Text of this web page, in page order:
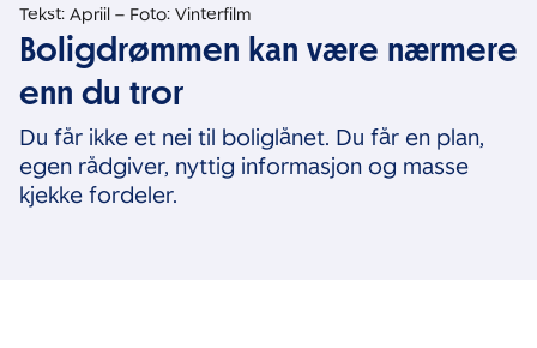
Tekst: Apriil – Foto: Vinterfilm
Boligdrømmen kan være nærmere
enn du tror
Du får ikke et nei til boliglånet. Du får en plan,
egen rådgiver, nyttig informasjon og masse
kjekke fordeler.